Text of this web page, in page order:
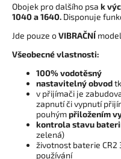
Obojek pro dalšího psa k
1040 a 1640. Disponuje
Jde pouze oVIBRAČNÍ model
Všeobecné vlastnosti:
100% vodotěsný
nastavitelný obvod
v přijímači je
zapnutí či vypnutí
pouhýmpřiložením
kontrola stavu
zelená)
životnost baterie CR2
používání